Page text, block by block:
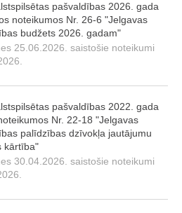
pašvaldības 2026. gada
noteikumos Nr. 26-6 "Jelgavas
budžets 2026. gadam"
25.06.2026. saistošie noteikumi
pašvaldības 2022. gada
Nr. 22-18 "Jelgavas
palīdzības dzīvokļa jautājumu
kārtība"
30.04.2026. saistošie noteikumi